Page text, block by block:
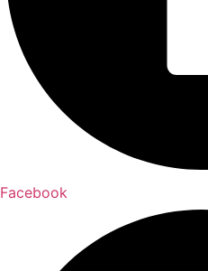
Facebook